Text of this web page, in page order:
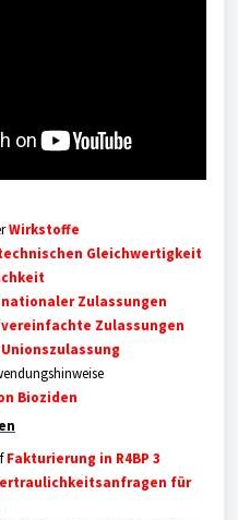
Wirkstoffe
Gleichwertigkeit
nationaler Zulassungen
vereinfachte Zulassungen
Unionszulassung
Bioziden
Fakturierung in R4BP 3
für